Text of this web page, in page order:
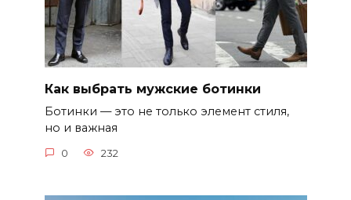
Как выбрать мужские ботинки
Ботинки — это не только элемент стиля,
но и важная
0 232